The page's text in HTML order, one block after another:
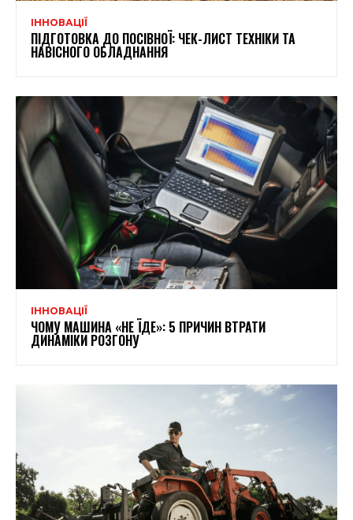
ІННОВАЦІЇ
ПІДГОТОВКА ДО ПОСІВНОЇ: ЧЕК-ЛИСТ ТЕХНІКИ ТА
НАВІСНОГО ОБЛАДНАННЯ
ІННОВАЦІЇ
ЧОМУ МАШИНА «НЕ ЇДЕ»: 5 ПРИЧИН ВТРАТИ
ДИНАМІКИ РОЗГОНУ